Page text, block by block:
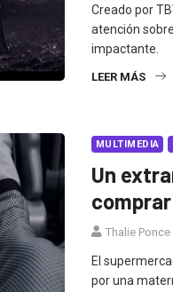
Creado por
atención
impactante.
LEER MÁS
MULTIMEDIA
Un
Thalie Ponce
El
por una